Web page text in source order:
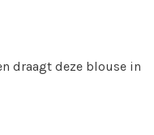
draagt deze blouse in